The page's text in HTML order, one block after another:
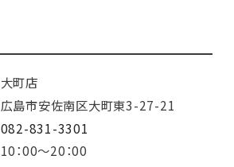
大町店
広島市安佐南区大町東3-27-21
082-831-3301
10：00～20：00